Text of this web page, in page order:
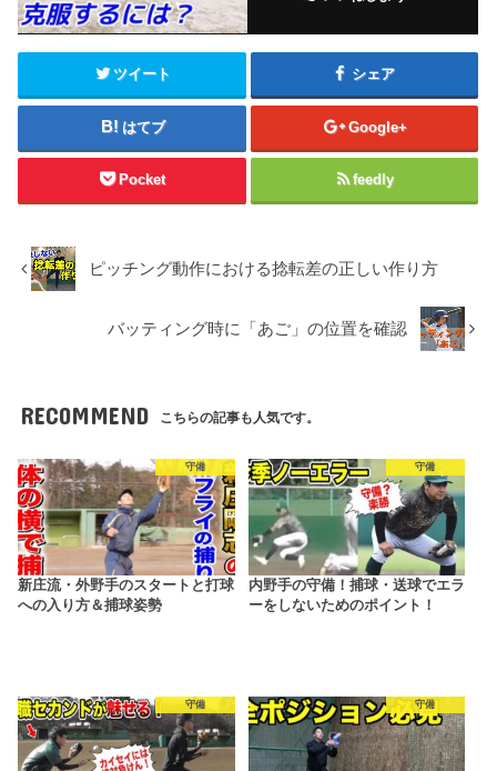
ツイート シェア
はてブ Google+
Pocket feedly
ピッチング動作における捻転差の正しい作り方
バッティング時に「あご」の位置を確認
RECOMMEND こちらの記事も人気です。
守備
新庄流・外野手のスタートと打球
への入り方＆捕球姿勢
守備
内野手の守備！捕球・送球でエラ
ーをしないためのポイント！
守備 守備